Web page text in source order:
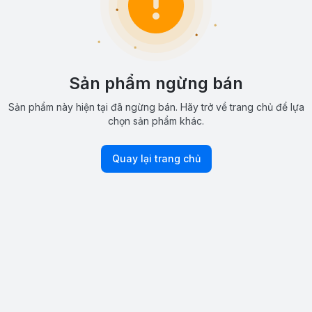
Sản phẩm ngừng bán
Sản phẩm này hiện tại đã ngừng bán. Hãy trở về trang chủ để lựa
chọn sản phẩm khác.
Quay lại trang chủ